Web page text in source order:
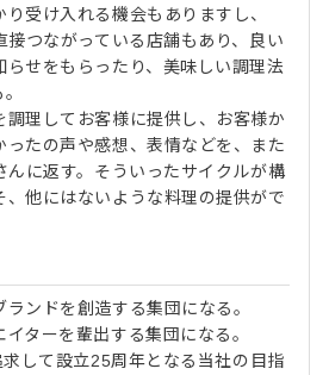
受け入れる機会もありますし、
接つながっている店舗もあり、良い
せをもらったり、美味しい調理法
調理してお客様に提供し、お客様か
ったの声や感想、表情などを、また
んに返す。そういったサイクルが構
、他にはないような料理の提供がで
ンドを創造する集団になる。
ターを輩出する集団になる。
求して設立25周年となる当社の目指